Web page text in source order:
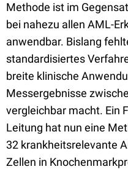
Methode ist im
bei nahezu allen AML-
anwendbar. Bislang
standardisiertes
breite klinische
Messergebnisse
vergleichbar macht. Ein
Leitung hat nun eine
32 krankheitsrelevante
Zellen in